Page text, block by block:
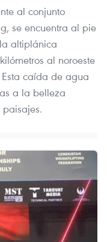
al conjunto
se encuentra al pie
altiplánica
al noroeste
caída de agua
a la belleza